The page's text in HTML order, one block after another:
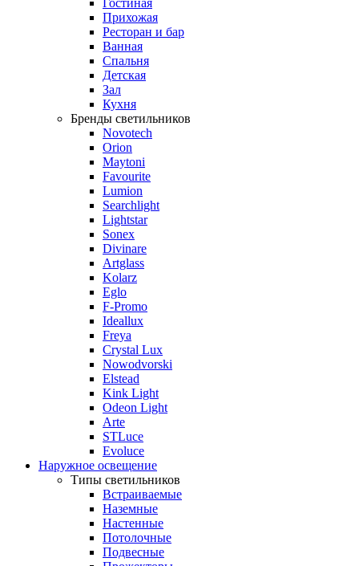
Гостиная
Прихожая
Ресторан и бар
Ванная
Спальня
Детская
Зал
Кухня
Бренды светильников
Novotech
Orion
Maytoni
Favourite
Lumion
Searchlight
Lightstar
Sonex
Divinare
Artglass
Kolarz
Eglo
F-Promo
Ideallux
Freya
Crystal Lux
Nowodvorski
Elstead
Kink Light
Odeon Light
Arte
STLuce
Evoluce
Наружное освещение
Типы светильников
Встраиваемые
Наземные
Настенные
Потолочные
Подвесные